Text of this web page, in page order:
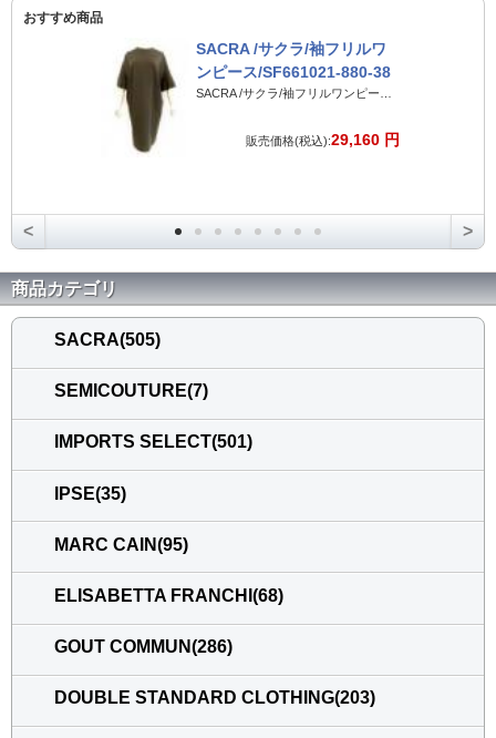
おすすめ商品
SACRA /サクラ/袖フリルワ
ンピース/SF661021-880-38
販売価格(税込):29,160 円
< >
商品カテゴリ
SACRA(505)
SEMICOUTURE(7)
IMPORTS SELECT(501)
IPSE(35)
MARC CAIN(95)
ELISABETTA FRANCHI(68)
GOUT COMMUN(286)
DOUBLE STANDARD CLOTHING(203)